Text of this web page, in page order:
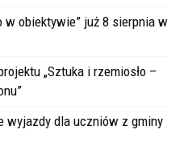
w obiektywie” już 8 sierpnia w
„Sztuka i rzemiosło –
wyjazdy dla uczniów z gminy